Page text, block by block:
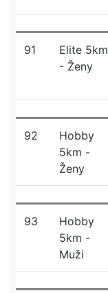
91
Elite 5km
- Ženy
92
Hobby
5km -
Ženy
93
Hobby
5km -
Muži